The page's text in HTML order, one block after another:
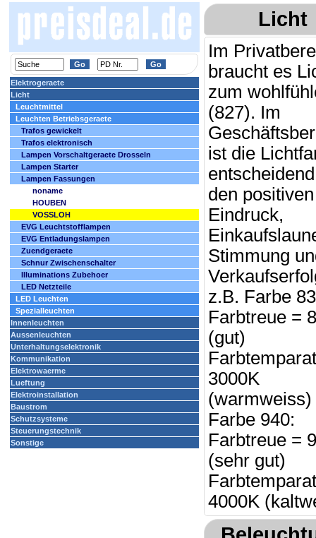
Elektrogeraete
Licht
Leuchtmittel
Leuchten Betriebsgeraete
Trafos gewickelt
Trafos elektronisch
Lampen Vorschaltgeraete Drosseln
Lampen Starter
Lampen Fassungen
noname
HOUBEN
VOSSLOH
EVG Leuchtstofflampen
EVG Entladungslampen
Zuendgeraete
Schnur Zwischenschalter
Illuminations Zubehoer
LED Netzteile
LED Leuchten
Spezialleuchten
Innenleuchten
Aussenleuchten
Unterhaltungselektronik
Kommunikation
Elektrowaerme
Lueftung
Elektroinstallation
Baustrom
Schutzsysteme
Steuerungstechnik
Sonstige
Licht
Im
braucht es
zum
(827). Im
ist die
den positiven
Eindruck,
Stimmung
z.B. Farbe
Farbtreue = 8
(gut)
3000K
(warmweiss)
Farbe 940:
Farbtreue = 9
(sehr gut)
4000K